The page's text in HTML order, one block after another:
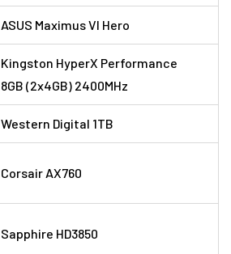
ASUS Maximus VI Hero
Kingston HyperX Performance
8GB (2x4GB) 2400MHz
Western Digital 1TB
Corsair AX760
Sapphire HD3850